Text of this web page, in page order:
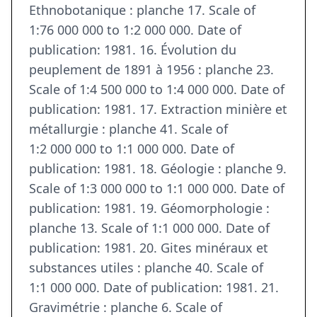
Ethnobotanique : planche 17. Scale of
1:76 000 000 to 1:2 000 000. Date of
publication: 1981. 16. Évolution du
peuplement de 1891 à 1956 : planche 23.
Scale of 1:4 500 000 to 1:4 000 000. Date of
publication: 1981. 17. Extraction minière et
métallurgie : planche 41. Scale of
1:2 000 000 to 1:1 000 000. Date of
publication: 1981. 18. Géologie : planche 9.
Scale of 1:3 000 000 to 1:1 000 000. Date of
publication: 1981. 19. Géomorphologie :
planche 13. Scale of 1:1 000 000. Date of
publication: 1981. 20. Gites minéraux et
substances utiles : planche 40. Scale of
1:1 000 000. Date of publication: 1981. 21.
Gravimétrie : planche 6. Scale of